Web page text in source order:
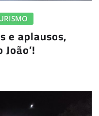
e aplausos,